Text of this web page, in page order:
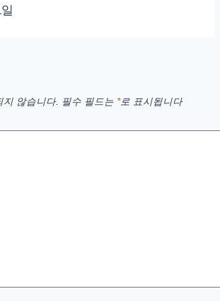
않습니다. 필수 필드는 *로 표시됩니다